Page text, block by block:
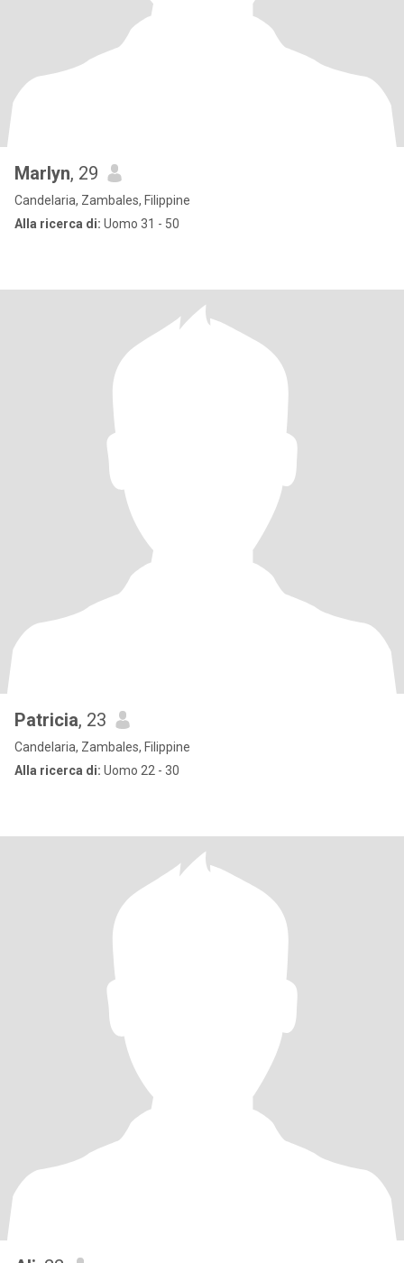
Marlyn, 29
Candelaria, Zambales, Filippine
Alla ricerca di: Uomo 31 - 50
Patricia, 23
Candelaria, Zambales, Filippine
Alla ricerca di: Uomo 22 - 30